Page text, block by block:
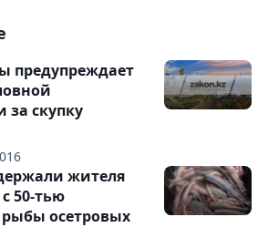
предупреждает
за скупку
жителя
50-тью
осетровых